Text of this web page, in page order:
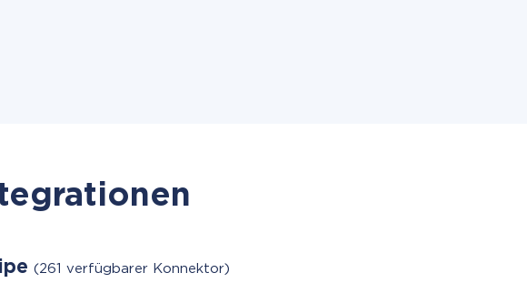
(261 verfügbarer Konnektor)